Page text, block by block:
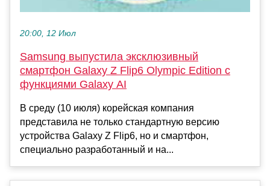
20:00, 12 Июл
Samsung выпустила эксклюзивный
смартфон Galaxy Z Flip6 Olympic Edition с
функциями Galaxy AI
В среду (10 июля) корейская компания
представила не только стандартную версию
устройства Galaxy Z Flip6, но и смартфон,
специально разработанный и на...